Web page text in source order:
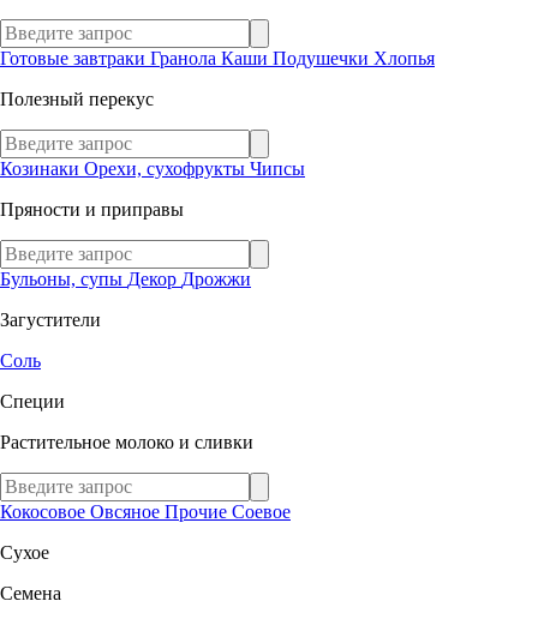
Готовые завтраки Гранола Каши Подушечки Хлопья
Полезный перекус
Козинаки Орехи, сухофрукты Чипсы
Пряности и приправы
Бульоны, супы Декор Дрожжи
Загустители
Соль
Специи
Растительное молоко и сливки
Кокосовое Овсяное Прочие Соевое
Сухое
Семена